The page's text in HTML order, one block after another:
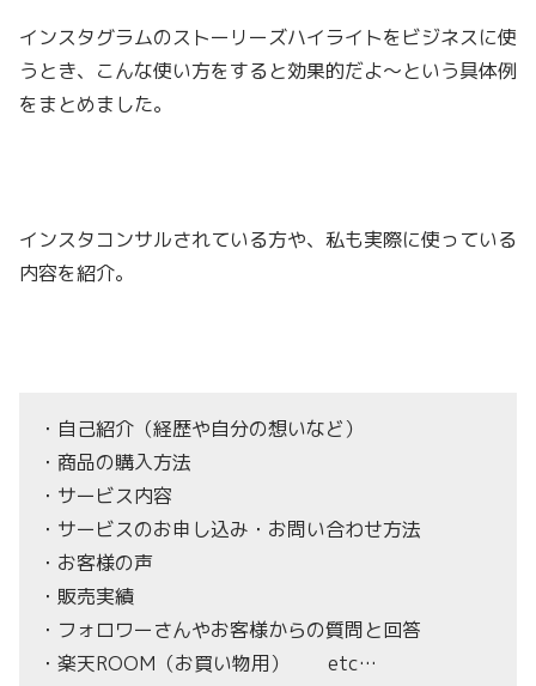
インスタグラムのストーリーズハイライトをビジネスに使
うとき、こんな使い方をすると効果的だよ〜という具体例
をまとめました。
インスタコンサルされている方や、私も実際に使っている
内容を紹介。
・自己紹介（経歴や自分の想いなど）
・商品の購入方法
・サービス内容
・サービスのお申し込み・お問い合わせ方法
・お客様の声
・販売実績
・フォロワーさんやお客様からの質問と回答
・楽天ROOM（お買い物用） etc…